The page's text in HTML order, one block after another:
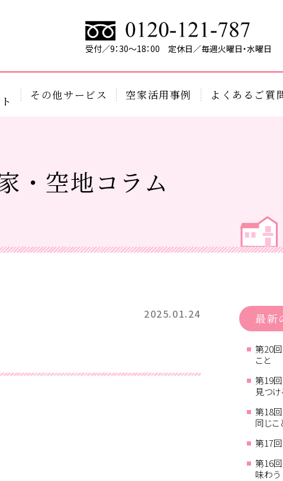
受付／9：30～18：00 定休日／毎週火曜日・水曜日
その他サービス 空家活用事例 よくあるご質
・空地コラム
2025.01.24 最新
第20回
こと
第19回
見つ
第18回
同じこ
第17
第16回
味わう